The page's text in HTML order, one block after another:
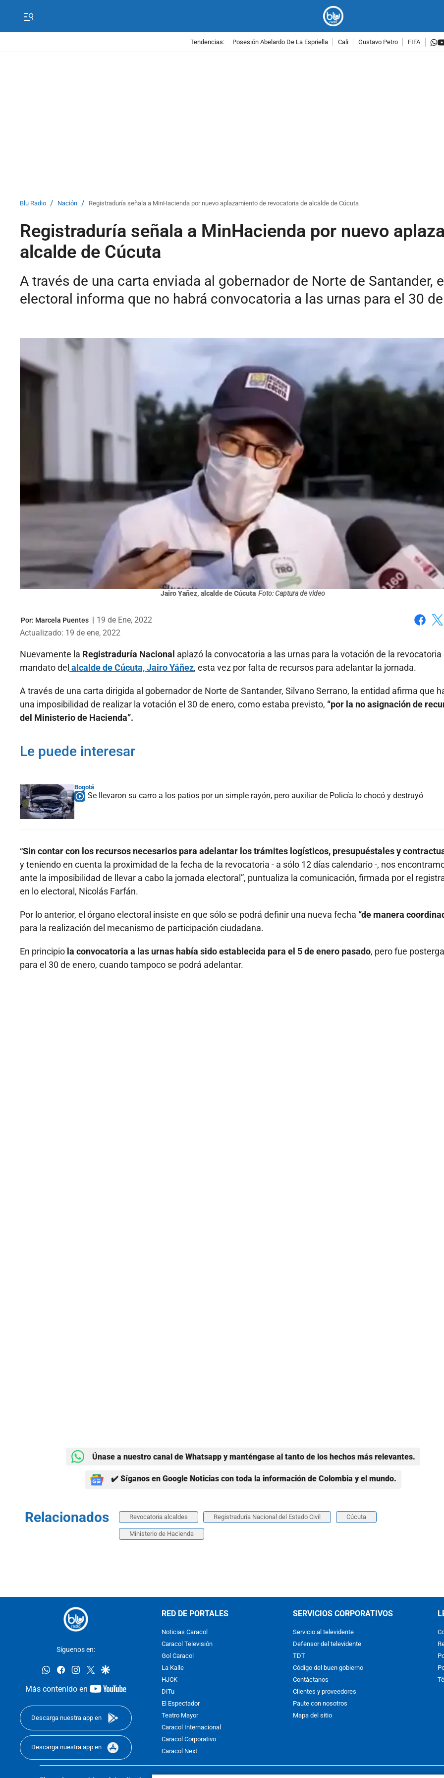
Tendencias: Posesión Abelardo De La Espriella Cali Gustavo Petro FIFA
Blu Radio / Nación / Registraduría señala a MinHacienda por nuevo aplazamiento de revocatoria de alcalde de Cúcuta
Registraduría señala a MinHacienda por nuevo
alcalde de Cúcuta
A través de una carta enviada al gobernador de Norte de Santander,
electoral informa que no habrá convocatoria a las urnas para el 30
Jairo Yañez, alcalde de Cúcuta Foto: Captura de video
Por: Marcela Puentes | 19 de Ene, 2022
Actualizado: 19 de ene, 2022
Nuevamente la Registraduría Nacional aplazó la convocatoria a las urnas para la votación de la revocatoria
mandato del alcalde de Cúcuta, Jairo Yáñez, esta vez por falta de recursos para adelantar la jornada.
A través de una carta dirigida al gobernador de Norte de Santander, Silvano Serrano, la entidad afirma que
una imposibilidad de realizar la votación el 30 de enero, como estaba previsto, “por la no asignación de
del Ministerio de Hacienda”.
Le puede interesar
Bogotá
Se llevaron su carro a los patios por un simple rayón, pero auxiliar de Policía lo chocó y destruyó
“Sin contar con los recursos necesarios para adelantar los trámites logísticos, presupuéstales y
y teniendo en cuenta la proximidad de la fecha de la revocatoria - a sólo 12 días calendario -, nos
ante la imposibilidad de llevar a cabo la jornada electoral”, puntualiza la comunicación, firmada por el
en lo electoral, Nicolás Farfán.
Por lo anterior, el órgano electoral insiste en que sólo se podrá definir una nueva fecha “de manera
para la realización del mecanismo de participación ciudadana.
En principio la convocatoria a las urnas había sido establecida para el 5 de enero pasado, pero fue
para el 30 de enero, cuando tampoco se podrá adelantar.
Únase a nuestro canal de Whatsapp y manténgase al tanto de los hechos más relevantes.
✔️ Síganos en Google Noticias con toda la información de Colombia y el mundo.
Relacionados Revocatoria alcaldes Registraduría Nacional del Estado Civil Cúcuta
Ministerio de Hacienda
Síguenos en:
whatsappfacebookinstagram
twittergoogle
Más contenido en
youtube-
Descarga nuestra app en
Descarga nuestra app en
RED DE PORTALES
Noticias Caracol
Caracol Televisión
Gol Caracol
La Kalle
HJCK
DiTu
El Espectador
Teatro Mayor
Caracol Internacional
Caracol Corporativo
Caracol Next
SERVICIOS CORPORATIVOS
Servicio al televidente
Defensor del televidente
TDT
Código del buen gobierno
Contáctanos
Clientes y proveedores
Paute con nosotros
Mapa del sitio